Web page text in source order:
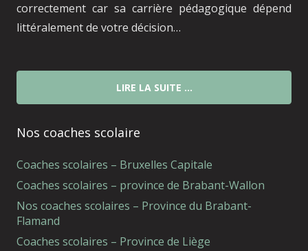
correctement car sa carrière pédagogique dépend
littéralement de votre décision…
LIRE LA SUITE …
Nos coaches scolaire
Coaches scolaires – Bruxelles Capitale
Coaches scolaires – province de Brabant-Wallon
Nos coaches scolaires – Province du Brabant-
Flamand
Coaches scolaires – Province de Liège